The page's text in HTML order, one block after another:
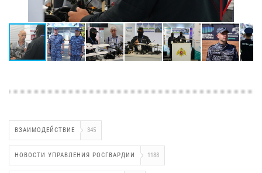
ВЗАИМОДЕЙСТВИЕ 345
НОВОСТИ УПРАВЛЕНИЯ РОСГВАРДИИ 1188